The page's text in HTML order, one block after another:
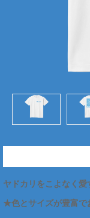
ヤドカリをこよなく愛
★色とサイズが豊富で